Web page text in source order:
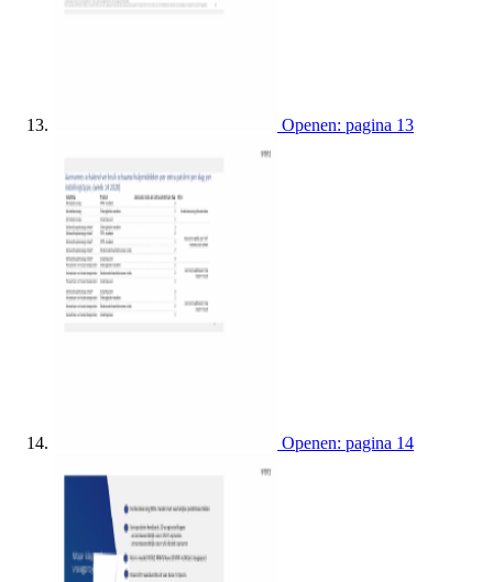
Openen: pagina 13
Openen: pagina 14